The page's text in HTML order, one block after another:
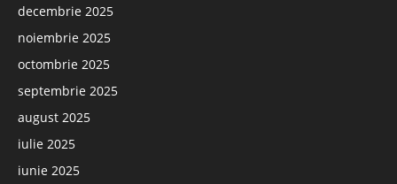
decembrie 2025
noiembrie 2025
octombrie 2025
septembrie 2025
august 2025
iulie 2025
iunie 2025